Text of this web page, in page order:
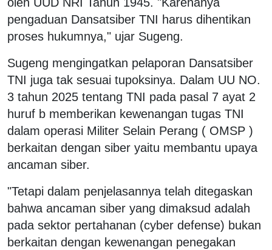
pengaduan Dansatsiber TNI harus dihentikan
proses hukumnya," ujar Sugeng.
Sugeng mengingatkan pelaporan Dansatsiber
TNI juga tak sesuai tupoksinya. Dalam UU NO.
3 tahun 2025 tentang TNI pada pasal 7 ayat 2
huruf b memberikan kewenangan tugas TNI
dalam operasi Militer Selain Perang ( OMSP )
berkaitan dengan siber yaitu membantu upaya
ancaman siber.
"Tetapi dalam penjelasannya telah ditegaskan
bahwa ancaman siber yang dimaksud adalah
pada sektor pertahanan (cyber defense) bukan
berkaitan dengan kewenangan penegakan